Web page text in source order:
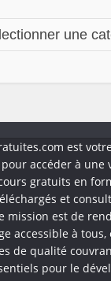
est
accéder à une
gratuits en
et
mission est de
accessible à
de qualité
pour le